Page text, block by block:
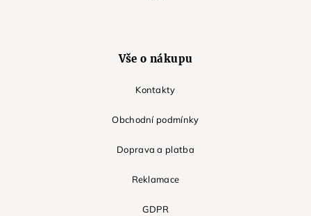
Vše o nákupu
Kontakty
Obchodní podmínky
Doprava a platba
Reklamace
GDPR